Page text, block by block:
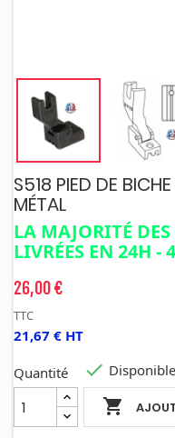
S518 PIED DE
MÉTAL
LA MAJORITÉ
LIVRÉES EN 24H -
26,00 €
TTC
21,67 € HT
Quantité

 Disponible